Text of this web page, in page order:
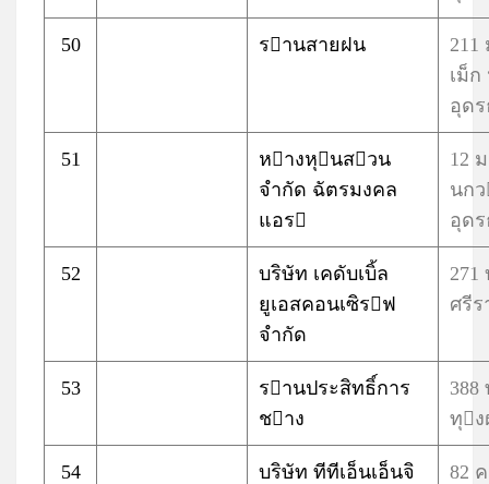
50 รานสายฝน
211
เม็
อุด
51
หางหุนสวน
จำกัด ฉัตรมงคล
แอร
12
นกว
อุด
52
บริษัท เคดับเบิ้ล
ยูเอสคอนเซิรฟ
จำกัด
271
ศรี
53
รานประสิทธิ์การ
ชาง
ทุ
54
บริษัท ทีทีเอ็นเอ็นจิ
82